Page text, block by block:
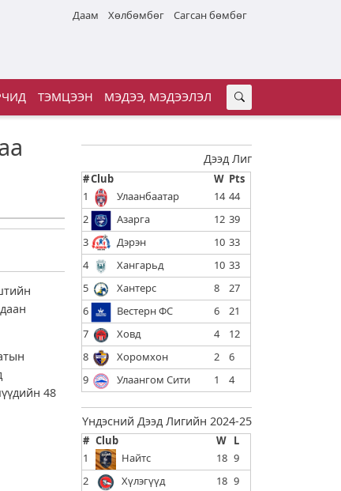
Даам Хөлбөмбөг Сагсан бөмбөг
ТЭМЦЭЭН МЭДЭЭ, МЭДЭЭЛЭЛ
48
Дээд Лиг
#Club W Pts
1
Улаанбаатар 14 44
2
Азарга 12 39
3
Дэрэн 10 33
4
Хангарьд 10 33
5
Хантерс 8
27
6
Вестерн ФС 6
21
7
Ховд 4
12
8
Хоромхон 2
6
9
Улаангом Сити 1 4
Үндэсний Дээд Лигийн 2024-25
# Club W L
1
Найтс 18 9
2
Хүлэгүүд 18 9